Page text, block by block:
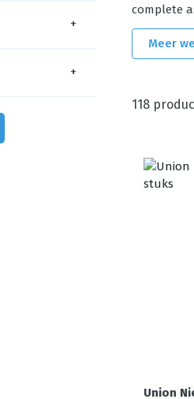
complete
Meer
118
Union
+
+